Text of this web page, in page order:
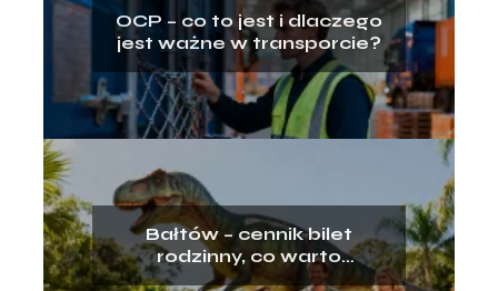
OCP – co to jest i dlaczego
jest ważne w transporcie?
Bałtów – cennik bilet
rodzinny, co warto
wiedzieć?